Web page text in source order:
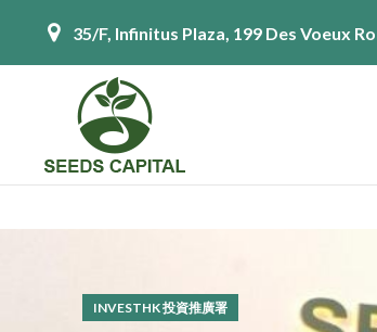
35/F, Infinitus Plaza, 199 Des Voeux
INVESTHK 投資推廣署